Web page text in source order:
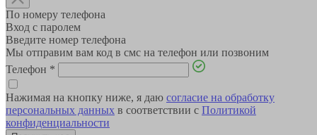
По номеру телефона
Вход с паролем
Введите номер телефона
Мы отправим вам код в смс на телефон или позвоним
Телефон *
Нажимая на кнопку ниже, я даю согласие на обработку
персональных данных в соответствии с Политикой
конфиденциальности